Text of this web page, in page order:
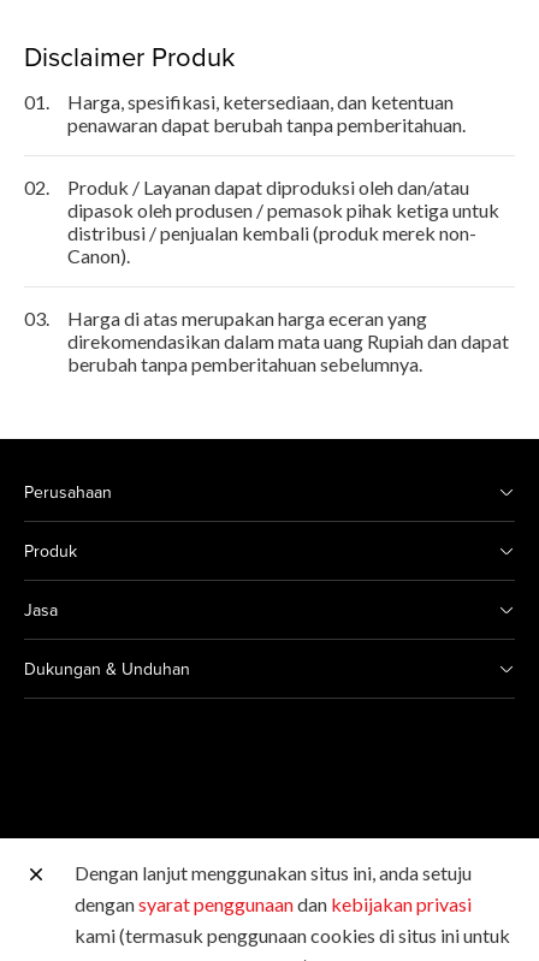
Disclaimer Produk
01.
Harga, spesifikasi, ketersediaan, dan ketentuan
penawaran dapat berubah tanpa pemberitahuan.
02.
Produk / Layanan dapat diproduksi oleh dan/atau
dipasok oleh produsen / pemasok pihak ketiga untuk
distribusi / penjualan kembali (produk merek non-
Canon).
03.
Harga di atas merupakan harga eceran yang
direkomendasikan dalam mata uang Rupiah dan dapat
berubah tanpa pemberitahuan sebelumnya.
Perusahaan
Produk
Jasa
Dukungan & Unduhan
Situs Canon lainnya
Hak Cipta © 2026 Canon Singapore Pte. Ltd. Hak Cipta
Dengan lanjut menggunakan situs ini, anda setuju
dengansyarat penggunaandan kebijakan privasi
kami (termasuk penggunaan cookies di situs ini untuk